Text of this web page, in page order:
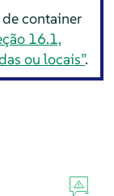
de container
16.1,
ou locais”.